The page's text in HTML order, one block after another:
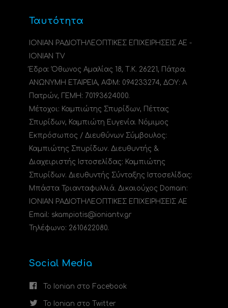
Ταυτότητα
ΙΟΝΙΑΝ ΡΑΔΙΟΤΗΛΕΟΠΤΙΚΕΣ ΕΠΙΧΕΙΡΗΣΕΙΣ ΑΕ -
IONIAN TV
Έδρα: Όθωνος Αμαλίας 18, Τ.Κ. 26221, Πάτρα.
ΑΝΩΝΥΜΗ ΕΤΑΙΡΕΙΑ, ΑΦΜ: 094233274, ΔΟΥ: A
Πατρών, ΓΕΜΗ: 70193624000.
Μέτοχοι: Καμπιώτης Σπυρίδων, Πέττας
Σπυρίδων, Καμπιώτη Ευγενία. Νόμιμος
Εκπρόσωπος / Διευθύνων Σύμβουλος:
Καμπιώτης Σπυρίδων. Διευθυντής &
Διαχειριστής Ιστοσελίδας: Καμπιώτης
Σπυρίδων. Διευθυντής Σύνταξης Ιστοσελίδας:
Μπάστα Τριανταφυλλιά. Δικαιούχος Domain:
ΙΟΝΙΑΝ ΡΑΔΙΟΤΗΛΕΟΠΤΙΚΕΣ ΕΠΙΧΕΙΡΗΣΕΙΣ ΑΕ
Email: skampiotis@ioniantv.gr
Τηλέφωνο: 2610622080.
Social Media
Το Ionian στο Facebook
Το Ionian στο Twitter